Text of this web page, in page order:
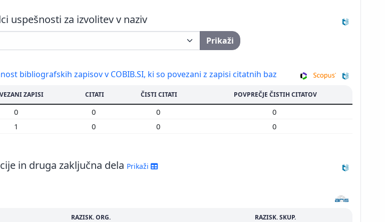
uspešnosti za izvolitev v naziv
Prikaži
bibliografskih zapisov v COBIB.SI, ki so povezani z zapisi citatnih baz
ZAPISI CITATI ČISTI CITATI POVPREČJE ČISTIH CITATOV
0 0 0
0
1 0 0 0
in druga zaključna dela Prikaži
RAZISK. ORG. RAZISK. SKUP.